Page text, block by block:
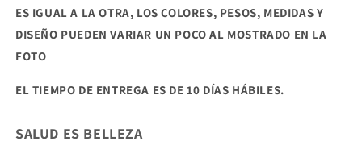
ES IGUAL A LA OTRA, LOS COLORES, PESOS, MEDIDAS Y
DISEÑO PUEDEN VARIAR UN POCO AL MOSTRADO EN LA
FOTO
EL TIEMPO DE ENTREGA ES DE 10 DÍAS HÁBILES.
SALUD ES BELLEZA